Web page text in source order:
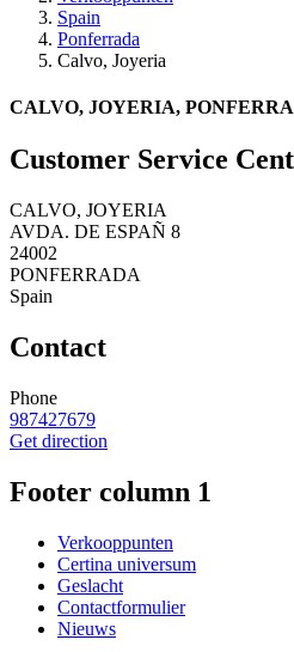
Spain
Ponferrada
Calvo, Joyeria
CALVO, JOYERIA,
Customer Service
CALVO, JOYERIA
AVDA. DE ESPAÑ 8
24002
PONFERRADA
Spain
Contact
Phone
987427679
Get direction
Footer column 1
Verkooppunten
Certina universum
Geslacht
Contactformulier
Nieuws